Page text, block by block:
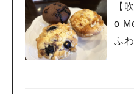
【
o
ふ